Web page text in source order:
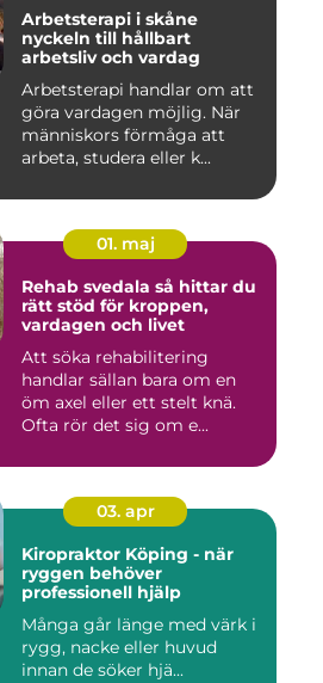
Arbetsterapi i skåne
nyckeln till hållbart
arbetsliv och vardag
Arbetsterapi handlar om att
göra vardagen möjlig. När
människors förmåga att
arbeta, studera eller k...
01. maj
Rehab svedala så hittar du
rätt stöd för kroppen,
vardagen och livet
Att söka rehabilitering
handlar sällan bara om en
öm axel eller ett stelt knä.
Ofta rör det sig om e...
03. apr
Kiropraktor Köping - när
ryggen behöver
professionell hjälp
Många går länge med värk i
rygg, nacke eller huvud
innan de söker hjä...